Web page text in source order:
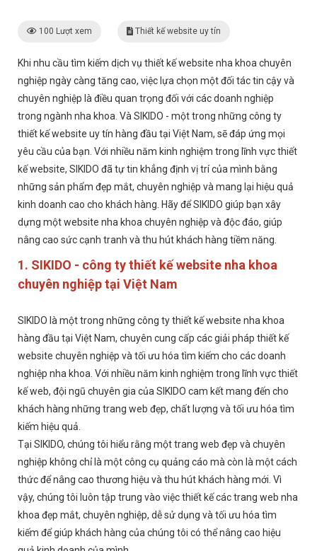
100 Lượt xem Thiết kế website uy tín
Khi nhu cầu tìm kiếm dịch vụ thiết kế website nha khoa chuyên
nghiệp ngày càng tăng cao, việc lựa chọn một đối tác tin cậy và
chuyên nghiệp là điều quan trọng đối với các doanh nghiệp
trong ngành nha khoa. Và SIKIDO - một trong những công ty
thiết kế website uy tín hàng đầu tại Việt Nam, sẽ đáp ứng mọi
yêu cầu của bạn. Với nhiều năm kinh nghiệm trong lĩnh vực thiết
kế website, SIKIDO đã tự tin khẳng định vị trí của mình bằng
những sản phẩm đẹp mắt, chuyên nghiệp và mang lại hiệu quả
kinh doanh cao cho khách hàng. Hãy để SIKIDO giúp bạn xây
dựng một website nha khoa chuyên nghiệp và độc đáo, giúp
nâng cao sức cạnh tranh và thu hút khách hàng tiềm năng.
1. SIKIDO - công ty thiết kế website nha khoa
chuyên nghiệp tại Việt Nam
SIKIDO là một trong những công ty thiết kế website nha khoa
hàng đầu tại Việt Nam, chuyên cung cấp các giải pháp thiết kế
website chuyên nghiệp và tối ưu hóa tìm kiếm cho các doanh
nghiệp nha khoa. Với nhiều năm kinh nghiệm trong lĩnh vực thiết
kế web, đội ngũ chuyên gia của SIKIDO cam kết mang đến cho
khách hàng những trang web đẹp, chất lượng và tối ưu hóa tìm
kiếm hiệu quả.
Tại SIKIDO, chúng tôi hiểu rằng một trang web đẹp và chuyên
nghiệp không chỉ là một công cụ quảng cáo mà còn là một cách
thức để nâng cao thương hiệu và thu hút khách hàng mới. Vì
vậy, chúng tôi luôn tập trung vào việc thiết kế các trang web nha
khoa đẹp mắt, chuyên nghiệp, dễ sử dụng và tối ưu hóa tìm
kiếm để giúp khách hàng của chúng tôi có thể nâng cao hiệu